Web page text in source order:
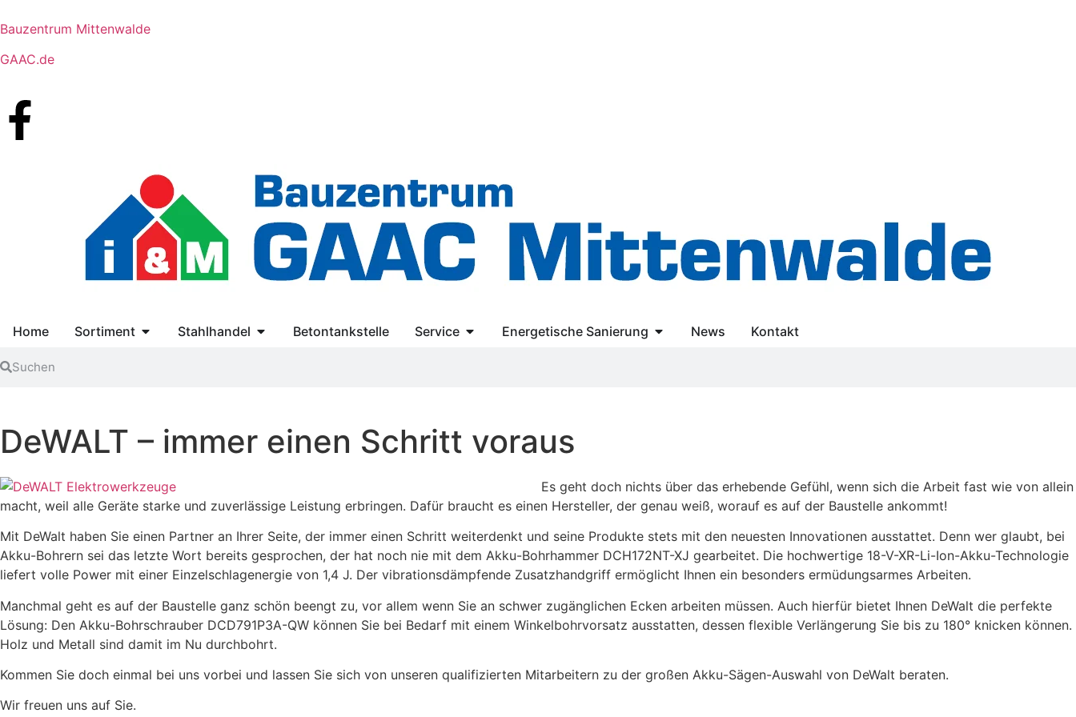
Bauzentrum Mittenwalde
GAAC.de
Home Sortiment Stahlhandel Betontankstelle Service Energetische Sanierung News Kontakt
DeWALT – immer einen Schritt voraus
Es geht doch nichts über das erhebende Gefühl, wenn sich die Arbeit fast wie von allein
macht, weil alle Geräte starke und zuverlässige Leistung erbringen. Dafür braucht es einen Hersteller, der genau weiß, worauf es auf der Baustelle ankommt!
Mit DeWalt haben Sie einen Partner an Ihrer Seite, der immer einen Schritt weiterdenkt und seine Produkte stets mit den neuesten Innovationen ausstattet. Denn wer glaubt, bei
Akku-Bohrern sei das letzte Wort bereits gesprochen, der hat noch nie mit dem Akku-Bohrhammer DCH172NT-XJ gearbeitet. Die hochwertige 18-V-XR-Li-Ion-Akku-Technologie
liefert volle Power mit einer Einzelschlagenergie von 1,4 J. Der vibrationsdämpfende Zusatzhandgriff ermöglicht Ihnen ein besonders ermüdungsarmes Arbeiten.
Manchmal geht es auf der Baustelle ganz schön beengt zu, vor allem wenn Sie an schwer zugänglichen Ecken arbeiten müssen. Auch hierfür bietet Ihnen DeWalt die perfekte
Lösung: Den Akku-Bohrschrauber DCD791P3A-QW können Sie bei Bedarf mit einem Winkelbohrvorsatz ausstatten, dessen flexible Verlängerung Sie bis zu 180° knicken können.
Holz und Metall sind damit im Nu durchbohrt.
Kommen Sie doch einmal bei uns vorbei und lassen Sie sich von unseren qualifizierten Mitarbeitern zu der großen Akku-Sägen-Auswahl von DeWalt beraten.
Wir freuen uns auf Sie.